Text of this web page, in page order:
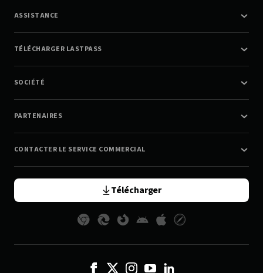
ASSISTANCE
TÉLÉCHARGER LASTPASS
SOCIÉTÉ
PARTENAIRES
CONTACTER LE SERVICE COMMERCIAL
Télécharger